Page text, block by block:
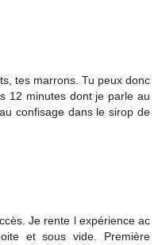
tes marrons. Tu peux donc
12 minutes dont je parle au
confisage dans le sirop de
Je rente l expérience ac
et sous vide. Première